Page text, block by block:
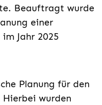
Beauftragt wurde
einer
Jahr 2025
Planung für den
wurden